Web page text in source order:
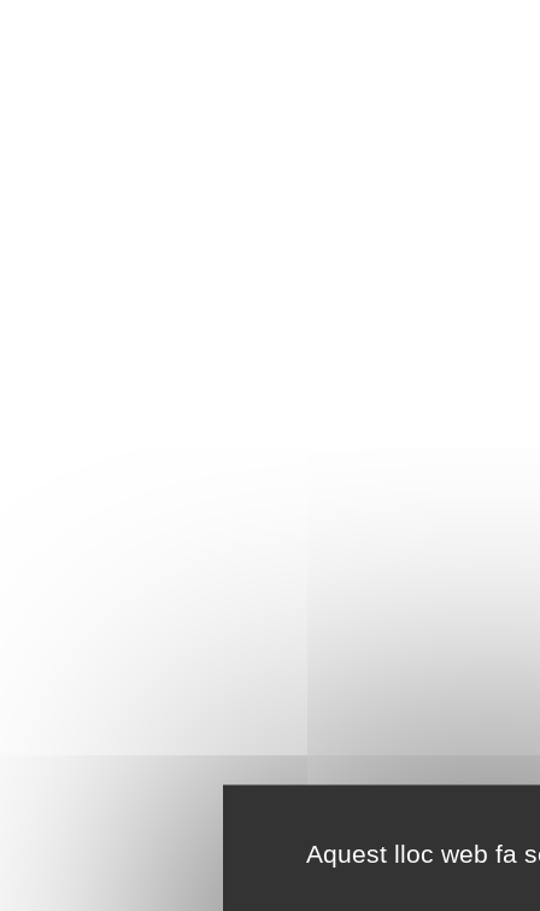
Aquest lloc web fa